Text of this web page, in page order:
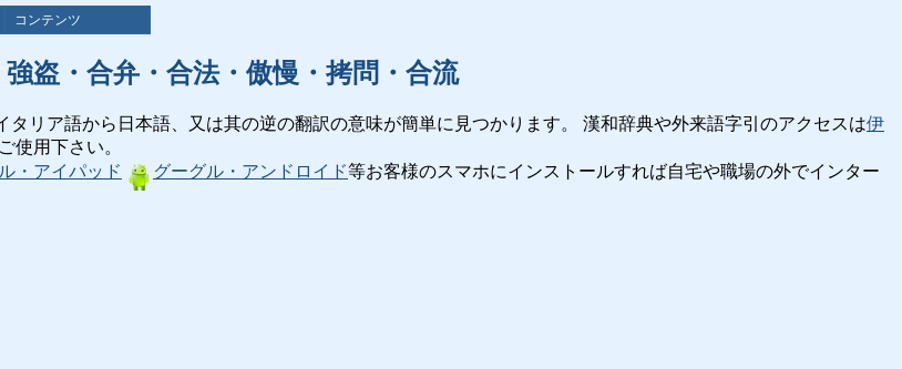
コンテンツ
盗・合弁・合法・傲慢・拷問・合流
タリア語から日本語、又は其の逆の翻訳の意味が簡単に見つかります。 漢和辞典や外来語字引のアクセスは伊
使用下さい。
・アイパッド グーグル・アンドロイド等お客様のスマホにインストールすれば自宅や職場の外でインター